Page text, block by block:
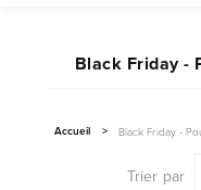
Accueil > Black Friday -
Black Friday -
Trier par